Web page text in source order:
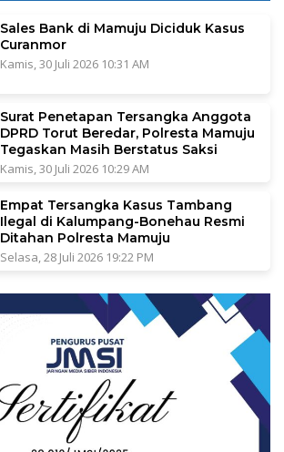
Sales Bank di Mamuju Diciduk Kasus
Curanmor
Kamis, 30 Juli 2026 10:31 AM
Surat Penetapan Tersangka Anggota
DPRD Torut Beredar, Polresta Mamuju
Tegaskan Masih Berstatus Saksi
Kamis, 30 Juli 2026 10:29 AM
Empat Tersangka Kasus Tambang
Ilegal di Kalumpang-Bonehau Resmi
Ditahan Polresta Mamuju
Selasa, 28 Juli 2026 19:22 PM